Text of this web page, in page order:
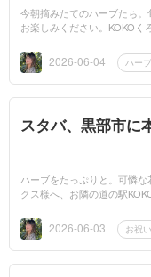
今朝摘みたてのハーブたち
お楽しみください。KOKOく
2026-06-04 ハーブ
スタバ、黒部市に
ハーブをたっぷりと。可憐
クス様へ、お隣の道の駅
2026-06-03 お祝